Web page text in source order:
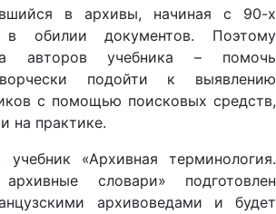
в архивы, начиная с 90-х
в обилии документов. Поэтому
авторов учебника – помочь
подойти к выявлению
с помощью поисковых средств,
на практике.
«Архивная терминология.
словари» подготовлен
архивоведами и будет